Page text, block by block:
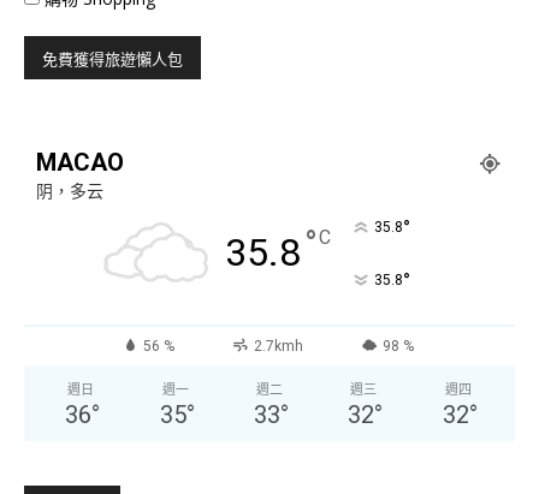
MACAO
阴，多云
35.8°C 35.8°
35.8°
56 % 2.7kmh 98 %
週日
36°
週一
35°
週二
33°
週三
32°
週四
32°